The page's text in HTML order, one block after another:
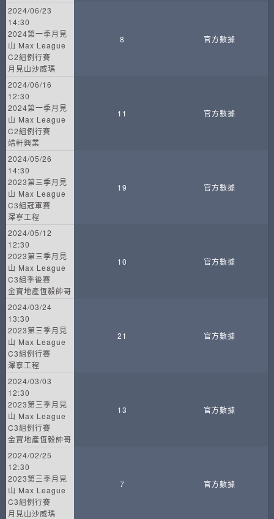
2024/06/23
14:30
2024第一季月見
山 Max League
C2組例行賽
月見山沙威瑪
8 官方數據
2024/06/16
12:30
2024第一季月見
山 Max League
C2組例行賽
靖軒興業
11 官方數據
2024/05/26
14:30
2023第三季月見
山 Max League
C3組冠軍賽
澤寧工程
19 官方數據
2024/05/12
12:30
2023第三季月見
山 Max League
C3組季後賽
金寶地產恆毅帥哥
10 官方數據
2024/03/24
13:30
2023第三季月見
山 Max League
C3組例行賽
澤寧工程
21 官方數據
2024/03/03
12:30
2023第三季月見
山 Max League
C3組例行賽
金寶地產恆毅帥哥
13 官方數據
2024/02/25
12:30
2023第三季月見
山 Max League
C3組例行賽
月見山沙威瑪
7 官方數據